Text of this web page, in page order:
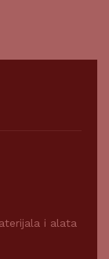
i alata